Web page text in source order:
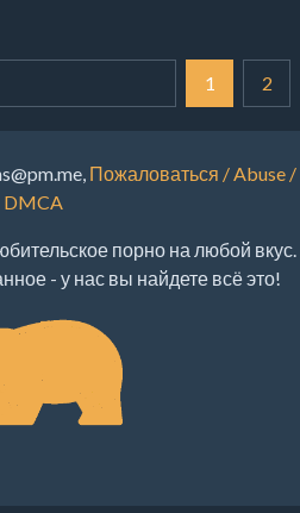
1 2
, Пожаловаться / Abuse /
DMCA
порно на любой вкус.
- у нас вы найдете всё это!